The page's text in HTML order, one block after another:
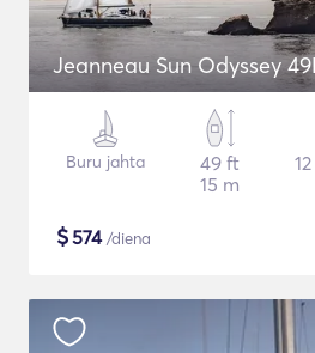
Jeanneau Sun Odyssey
Buru jahta
49 ft
15 m
$574/diena